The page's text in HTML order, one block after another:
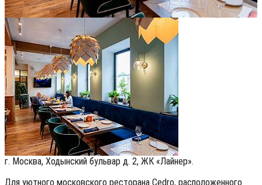
г. Москва, Ходынский бульвар д. 2, ЖК «Лайнер».
Для уютного московского ресторана Cedro, расположенного